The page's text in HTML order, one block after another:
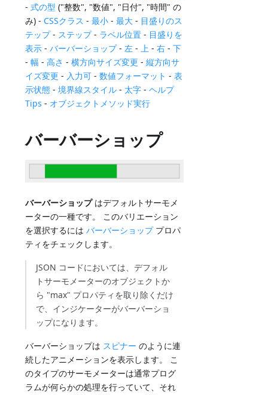
-式の型 ("整数", "数値", "日付", "時間" の
み) - CSSクラス -最小 -最大 - 目盛りのス
テップ- ステップ- ラベル位置 - 目盛りを
表示 -バーバーショップ-左 -上 -右 -下
-幅 -高さ -横方向サイズ変更 -縦方向サ
イズ変更 - 入力可 -数値フォーマット -表
示状態 -境界線スタイル - 太字 -ヘルプ
Tips - オブジェクトメソッド実行
バーバーショップ
バーバーショップはデフォルトサーモメ
ーターの一種です。 このバリエーション
を選択するにはバーバーショッププロパ
ティをチェックします。
JSON コードにおいては、デフォル
トサーモメーターのオブジェクトか
ら "max" プロパティを取り除くだけ
で、インジケーターがバーバーショ
ップになります。
バーバーショップは スピナー のように連
続したアニメーションを表示します。 こ
のタイプのサーモメーターは通常プログ
ラムが何らかの処理を行っていて、それ